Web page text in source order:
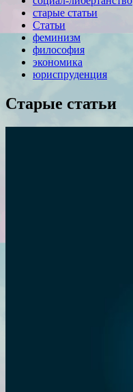
старые статьи
Статьи
феминизм
философия
экономика
юриспруденция
Старые статьи